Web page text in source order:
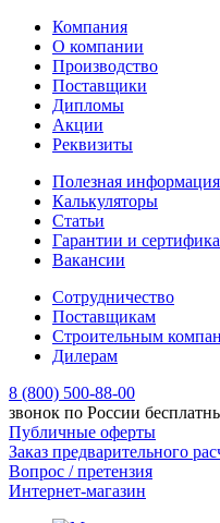
Компания
О компании
Производство
Поставщики
Дипломы
Акции
Реквизиты
Полезная информация
Калькуляторы
Статьи
Гарантии и
Вакансии
Сотрудничество
Поставщикам
Строительным
Дилерам
8 (800) 500-88-00
звонок по России
Публичные оферты
Заказ предварительного
Вопрос / претензия
Интернет-магазин